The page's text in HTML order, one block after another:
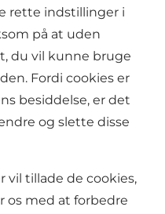
rette indstillinger i
på at uden
du vil kunne bruge
Fordi cookies er
besiddelse, er det
og slette disse
vil tillade de cookies,
os med at forbedre